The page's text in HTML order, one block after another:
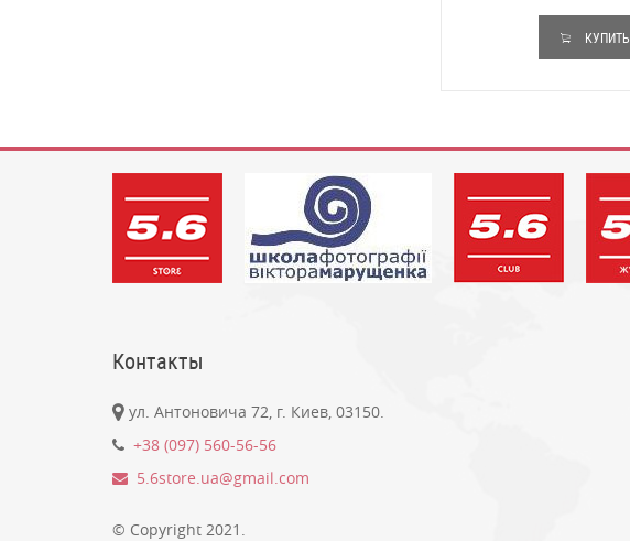
КУПИТЬ
Контакты
ул. Антоновича 72, г. Киев, 03150.
+38 (097) 560-56-56
5.6store.ua@gmail.com
© Copyright 2021.